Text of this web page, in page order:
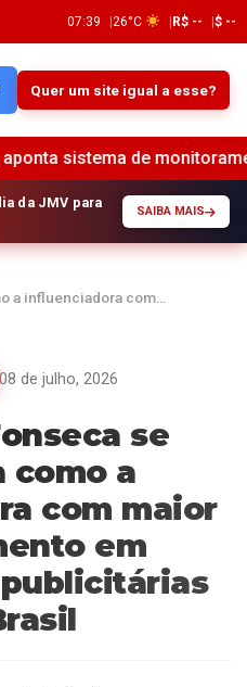
07:39 26°C R$ -- $ --
Quer um site igual a esse?
• Banco do
da JMV para
SAIBA MAIS
a influenciadora com…
de julho, 2026
se
como a
com maior
em